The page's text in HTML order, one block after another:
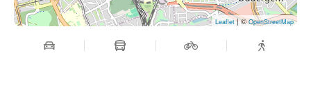
Leaflet| ©OpenStreetMap